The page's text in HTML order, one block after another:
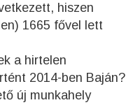
hiszen
1665 fővel lett
a hirtelen
2014-ben Baján?
új munkahely